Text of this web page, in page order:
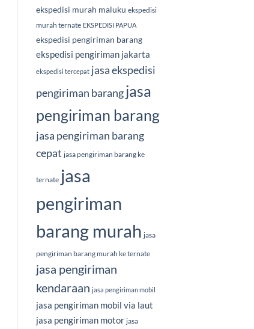
ekspedisi murah maluku ekspedisi
murah ternate EKSPEDISI PAPUA
ekspedisi pengiriman barang
ekspedisi pengiriman jakarta
ekspedisi tercepat jasa ekspedisi
pengiriman barang jasa
pengiriman barang
jasa pengiriman barang
cepat jasa pengiriman barang ke
ternate jasa
pengiriman
barang murah jasa
pengiriman barang murah ke ternate
jasa pengiriman
kendaraan jasa pengiriman mobil
jasa pengiriman mobil via laut
jasa pengiriman motor jasa